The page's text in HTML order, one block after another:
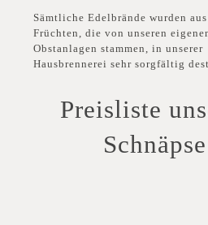
Sämtliche Edelbrände wurden
Früchten, die von unseren
Obstanlagen stammen, in unserer
Hausbrennerei sehr sorgfältig
Preisliste
Schnäpse